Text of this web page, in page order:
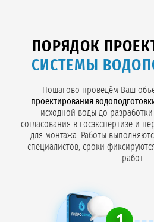
ПОРЯДОК
СИСТЕМЫ
Пошагово проведём Ваш
проектирования
исходной воды до
согласования в госэкспертизе и
для монтажа. Работы
специалистов, сроки
работ.